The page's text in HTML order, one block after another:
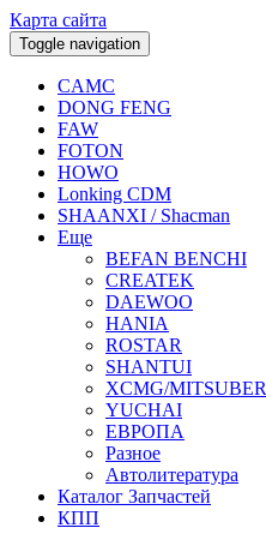
Карта сайта
Toggle navigation
CAMC
DONG FENG
FAW
FOTON
HOWO
Lonking CDM
SHAANXI / Shacman
Еще
BEFAN BENCHI
CREATEK
DAEWOO
HANIA
ROSTAR
SHANTUI
XCMG/MITSUBER
YUCHAI
ЕВРОПА
Разное
Aвтолитература
Каталог Запчастей
КПП